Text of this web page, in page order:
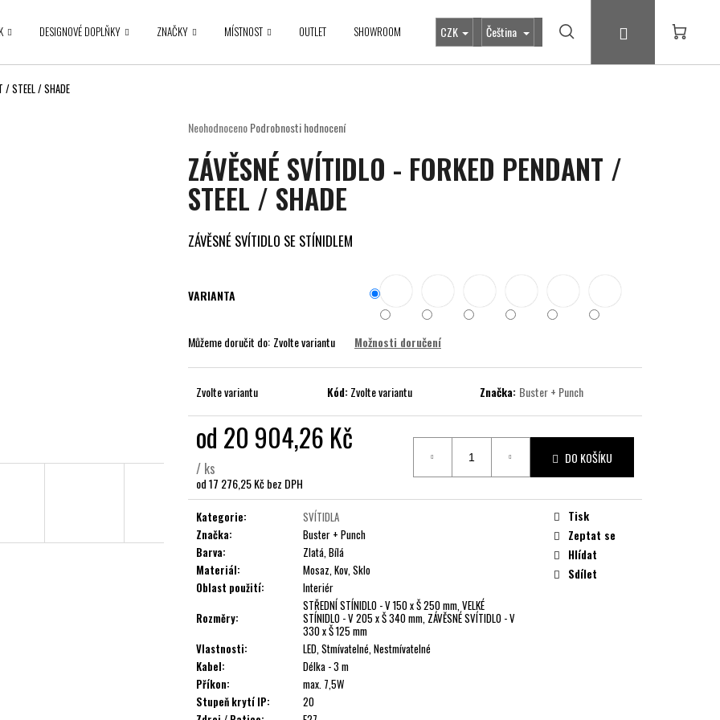
DESIGNOVÉ DOPLŇKY ZNAČKY MÍSTNOST OUTLET SHOWROOM CZK Čeština Hledat PřihlášeníNákupní
/ STEEL / SHADE
Průměrné
produktu
je
0,0
z
hvězdiček.
NeohodnocenoPodrobnosti hodnocení
ZÁVĚSNÉ SVÍTIDLO - FORKED PENDANT /
STEEL / SHADE
ZÁVĚSNÉ SVÍTIDLO SE STÍNIDLEM
VARIANTA
Můžeme doručit do: Zvolte variantu Možnosti doručení
Zvolte variantu Kód:Zvolte variantu Značka: Buster + Punch
od 20 904,26 Kč
/ ks
od17 276,25 Kčbez DPH
Měrná
cena:
DO KOŠÍKU
Kategorie:
SVÍTIDLA
Značka:
Buster + Punch
Barva:
Zlatá, Bílá
Materiál:
Mosaz, Kov, Sklo
Oblast použití:
Interiér
Rozměry:
STŘEDNÍ STÍNIDLO - V 150 x Š 250 mm, VELKÉ
STÍNIDLO - V 205 x Š 340 mm, ZÁVĚSNÉ SVÍTIDLO - V
330 x Š 125 mm
Vlastnosti:
LED, Stmívatelné, Nestmívatelné
Kabel:
Délka - 3 m
Příkon:
max. 7,5W
Stupeň krytí IP:
20
Tisk
Zeptat se
Hlídat
Sdílet
Co potřebujete najít?
HLEDAT